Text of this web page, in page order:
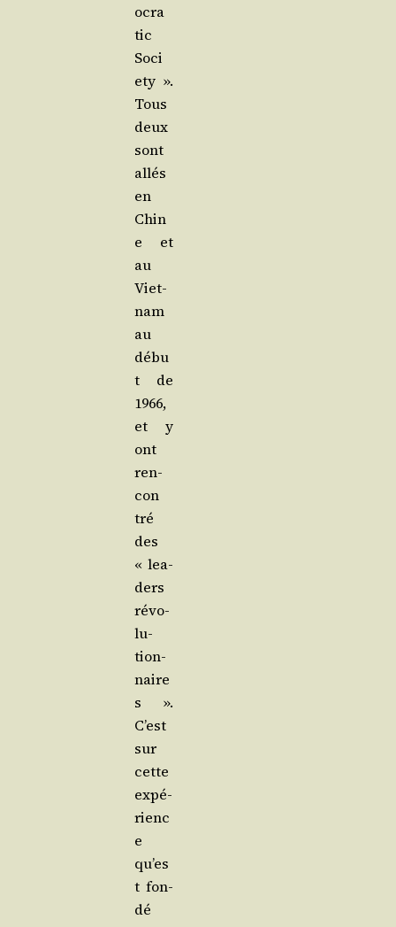
o­cra­
tic
Soci
e­ty ».
Tous
deux
sont
allés
en
Chin
e et
au
Viet­
nam
au
débu
t de
1966,
et y
ont
ren­
con­
tré
des
« lea­
ders
révo­
lu­
tion­
naire
s ».
C’est
sur
cette
expé­
rienc
e
qu’es
t fon­
dé